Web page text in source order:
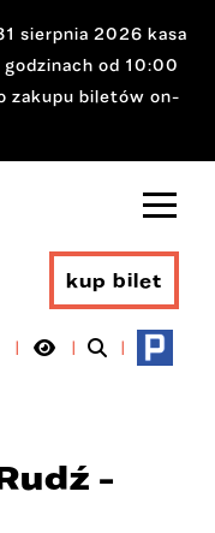
sierpnia 2026 kasa
od 10:00
zakupu biletów on-
kup bilet
-